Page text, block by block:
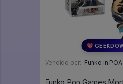
💖
Vendido por: Funko in POA
Funko Pop Games